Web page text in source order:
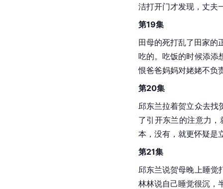
洁打开门才发现，丈夫
第19集
田母的死打乱了田家的
吃的。吃饭的时候添添
恨爸爸妈妈对姥姥不负
第20集
邱东兰拉着贺立众去找
了引开东兰的注意力
本，没有，就更怀疑是
第21集
邱东兰说贺母晚上睡觉
林林说自己睡觉很沉，